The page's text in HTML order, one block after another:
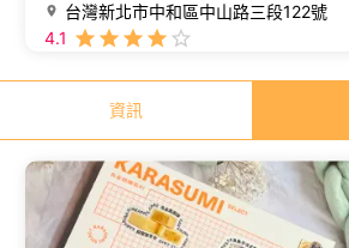
台灣新北市中和區中山路三段122號
4.1
資訊